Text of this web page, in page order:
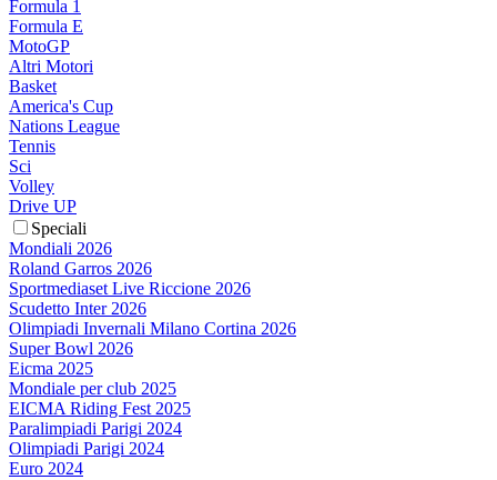
Formula 1
Formula E
MotoGP
Altri Motori
Basket
America's Cup
Nations League
Tennis
Sci
Volley
Drive UP
Speciali
Mondiali 2026
Roland Garros 2026
Sportmediaset Live Riccione 2026
Scudetto Inter 2026
Olimpiadi Invernali Milano Cortina 2026
Super Bowl 2026
Eicma 2025
Mondiale per club 2025
EICMA Riding Fest 2025
Paralimpiadi Parigi 2024
Olimpiadi Parigi 2024
Euro 2024